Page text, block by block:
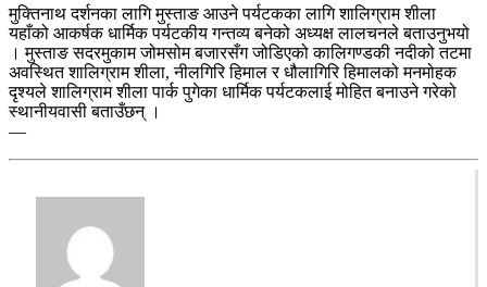
मुक्तिनाथ दर्शनका लागि मुस्ताङ आउने पर्यटकका लागि शालिग्राम शीला
यहाँको आकर्षक धार्मिक पर्यटकीय गन्तव्य बनेको अध्यक्ष लालचनले बताउनुभयो
। मुस्ताङ सदरमुकाम जोमसोम बजारसँग जोडिएको कालिगण्डकी नदीको तटमा
अवस्थित शालिग्राम शीला, नीलगिरि हिमाल र धौलागिरि हिमालको मनमोहक
दृश्यले शालिग्राम शीला पार्क पुगेका धार्मिक पर्यटकलाई मोहित बनाउने गरेको
स्थानीयवासी बताउँछन् ।
—